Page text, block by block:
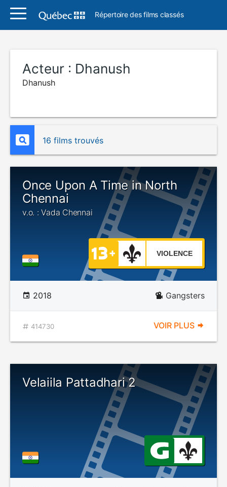
Répertoire des films classés
Acteur : Dhanush
Dhanush
16 films trouvés
Once Upon A Time in North
Chennai
v.o. : Vada Chennai
VIOLENCE
2018 Gangsters
414730 VOIR PLUS
Velaiila Pattadhari 2